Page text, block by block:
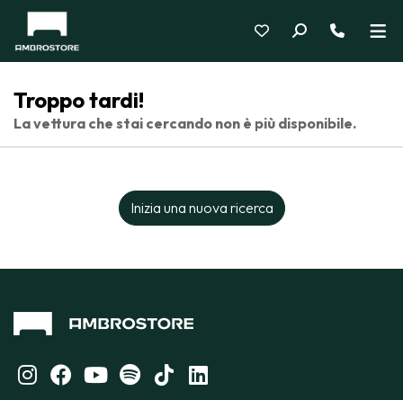
Troppo tardi!
La vettura che stai cercando non è più disponibile.
Inizia una nuova ricerca